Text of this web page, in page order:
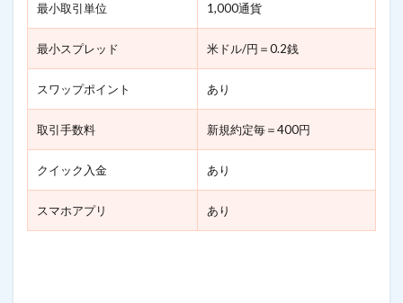
最小取引単位 1,000通貨
最小スプレッド 米ドル/円＝0.2銭
スワップポイント あり
取引手数料 新規約定毎＝400円
クイック入金 あり
スマホアプリ あり